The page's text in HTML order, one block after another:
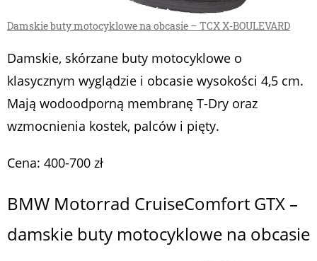
Damskie buty motocyklowe na obcasie – TCX X-BOULEVARD
Damskie, skórzane buty motocyklowe o
klasycznym wyglądzie i obcasie wysokości 4,5 cm.
Mają wodoodporną membranę T-Dry oraz
wzmocnienia kostek, palców i pięty.
Cena: 400-700 zł
BMW Motorrad CruiseComfort GTX –
damskie buty motocyklowe na obcasie